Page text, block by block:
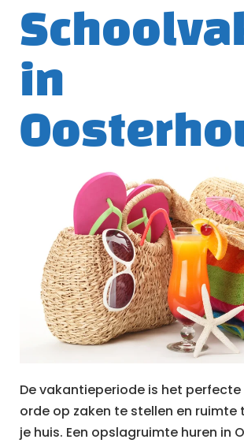
in
De vakantieperiode is het
orde op zaken te stellen en ruimte
je huis. Een opslagruimte huren in